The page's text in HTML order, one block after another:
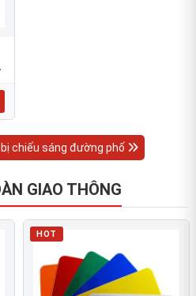
chiếu sáng đường phố
GIAO THÔNG
HOT